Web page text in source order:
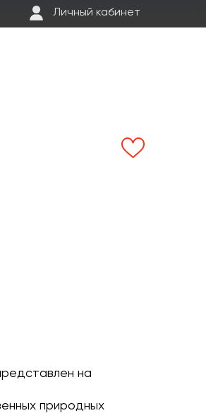
Личный кабинет
на
природных